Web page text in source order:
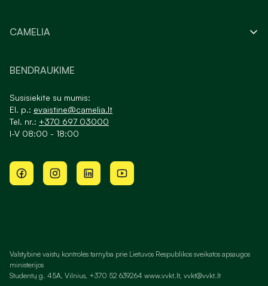
CAMELIA
BENDRAUKIME
Susisiekite su mumis:
El. p.: evaistine@camelia.lt
Tel. nr.: +370 697 03000
I-V 08:00 - 18:00
Valstybinė vaistų kontrolės tarnyba prie Lietuvos Respublikos sveikatos apsaugos
ministerijos
Studentų g. 45A, Vilnius, +370 52 639264 www.vvkt.lt, vvkt@vvkt.lt